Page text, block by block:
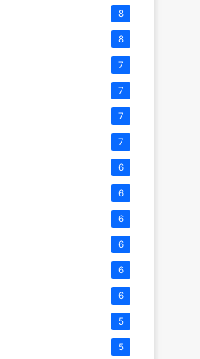
8
8
7
7
7
7
6
6
6
6
6
6
5
5